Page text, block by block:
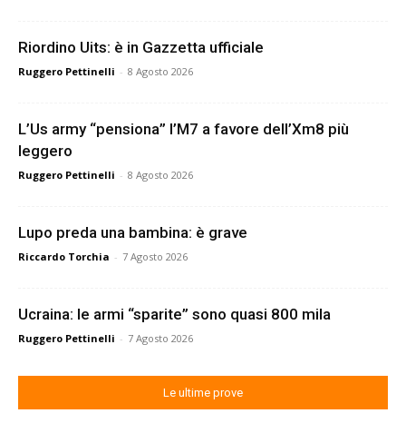
Riordino Uits: è in Gazzetta ufficiale
Ruggero Pettinelli - 8 Agosto 2026
L’Us army “pensiona” l’M7 a favore dell’Xm8 più
leggero
Ruggero Pettinelli - 8 Agosto 2026
Lupo preda una bambina: è grave
Riccardo Torchia - 7 Agosto 2026
Ucraina: le armi “sparite” sono quasi 800 mila
Ruggero Pettinelli - 7 Agosto 2026
Le ultime prove